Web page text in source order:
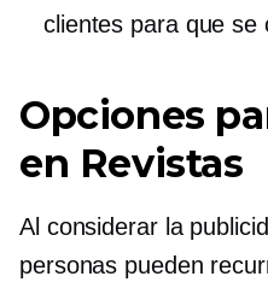
clientes para que se
Opciones
en Revistas
Al considerar la
personas pueden